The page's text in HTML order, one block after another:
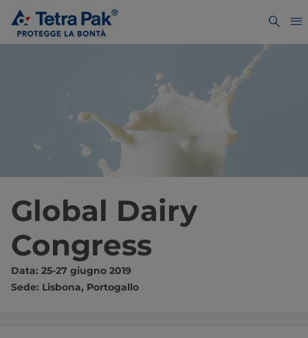
Global Dairy
Congress
Data: 25-27 giugno 2019
Sede: Lisbona, Portogallo